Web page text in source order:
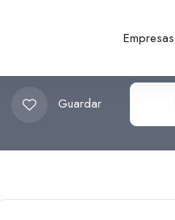
Empresas
Guardar